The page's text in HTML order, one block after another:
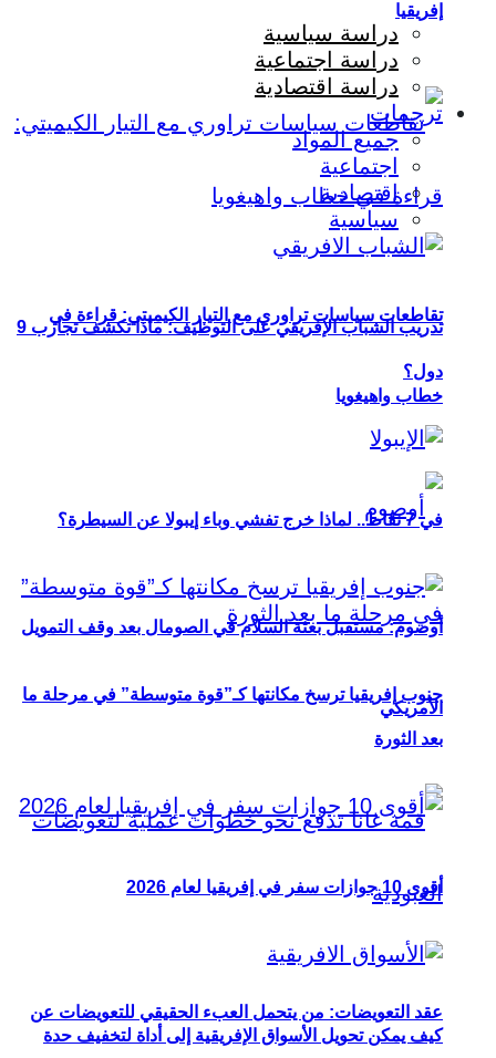
إفريقيا
تقاطعات سياسات تراوري مع التيار الكيميتي: قراءة في
خطاب واهيغويا
أوصوم: مستقبل بعثة السلام في الصومال بعد وقف التمويل
الأمريكي
عقد التعويضات: من يتحمل العبء الحقيقي للتعويضات عن
دراسة سياسية
دراسة اجتماعية
دراسة اقتصادية
ترجمات
جميع المواد
اجتماعية
اقتصادية
سياسية
تدريب الشباب الإفريقي على التوظيف: ماذا تكشف تجارب 9
دول؟
في 7 نقاط.. لماذا خرج تفشي وباء إيبولا عن السيطرة؟
جنوب إفريقيا ترسخ مكانتها كـ”قوة متوسطة” في مرحلة ما
بعد الثورة
أقوى 10 جوازات سفر في إفريقيا لعام 2026
كيف يمكن تحويل الأسواق الإفريقية إلى أداة لتخفيف حدة